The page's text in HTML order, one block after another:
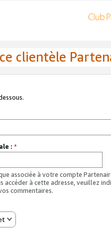
clientèle
: *
associée à votre compte
accéder à cette adresse, veuillez
commentaires.